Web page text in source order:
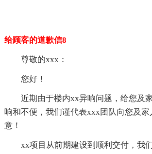
给顾客的道歉信8
尊敬的xxx：
您好！
近期由于楼内xx异响问题，给您及
响和不便，我们谨代表xxx团队向您及家
意！
xx项目从前期建设到顺利交付，我